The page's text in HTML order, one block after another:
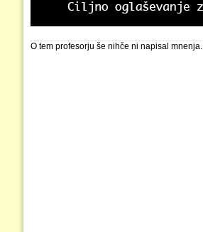
O tem profesorju še nihče ni napisal mnenja.